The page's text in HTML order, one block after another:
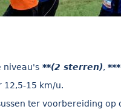
niveau's **(2 sterren),
12,5-15 km/u.
ter voorbereiding